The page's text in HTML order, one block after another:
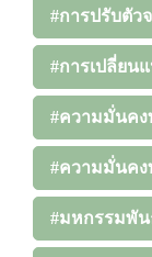
#การปรับตัว
#การเปลี่ยน
#ความมั่นคง
#ความมั่นคง
#มหกรรมพัน